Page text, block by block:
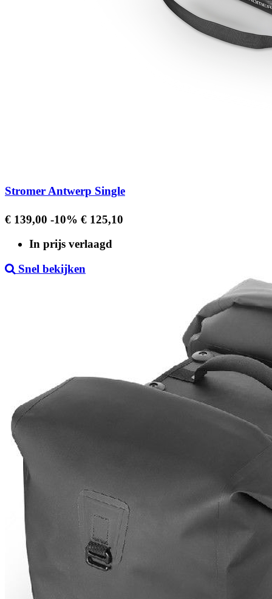
Stromer Antwerp Single
Regular
€ 139,00 -10% Prijs
€ 125,10
In prijs verlaagd
Snel bekijken